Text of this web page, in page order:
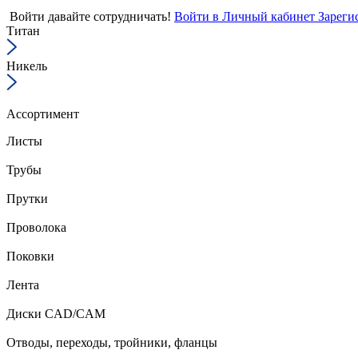
Войти давайте сотрудничать! Войти в Личный кабинет
Титан
Никель
Ассортимент
Листы
Трубы
Прутки
Проволока
Поковки
Лента
Диски CAD/CAM
Отводы, переходы, тройники, фланцы